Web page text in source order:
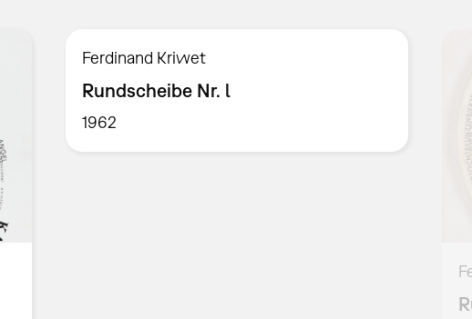
Ferdinand Kriwet
Rundscheibe Nr. l
1962